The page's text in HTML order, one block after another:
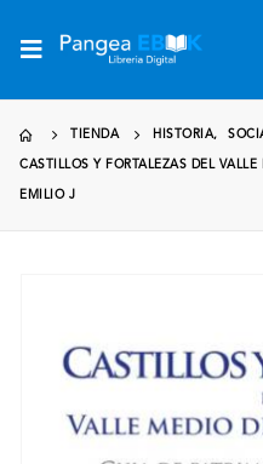
TIENDA HISTORIA,
CASTILLOS Y FORTALEZAS DEL
EMILIO J